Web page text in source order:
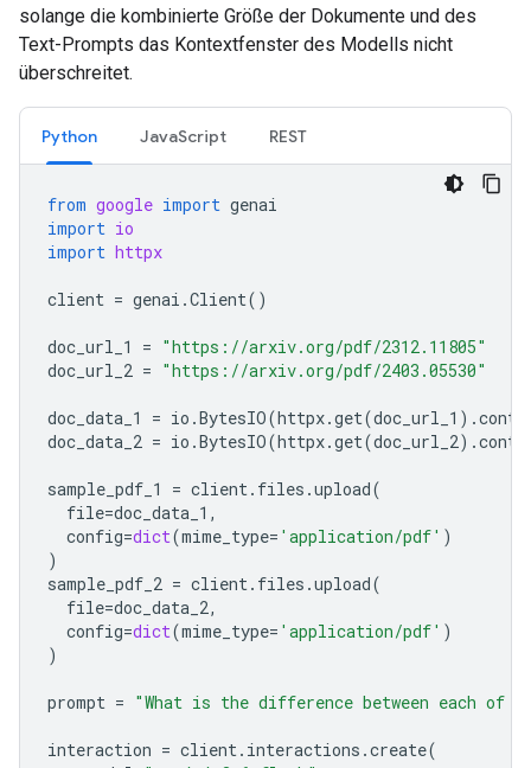
solange die kombinierte Größe der Dokumente und des
Text-Prompts das Kontextfenster des Modells nicht
überschreitet.
Python JavaScript REST
from google import genai
import io
import httpx
client = genai .Client()
doc_url_1 = "https://arxiv.org/pdf/2312.11805"
doc_url_2 = "https://arxiv.org/pdf/2403.05530"
doc_data_1 = io .BytesIO(httpx.get(doc_url_1 ) .
doc_data_2 = io .BytesIO(httpx.get(doc_url_2) .
sample_pdf_1 = client. files .upload(
file=doc_data_1 ,
config=dict(mime_type= 'application/pdf' )
)
sample_pdf_2 = client. files .upload(
file=doc_data_2,
config=dict(mime_type= 'application/pdf' )
)
prompt = "What is the difference between each of
interaction = client. interactions .create(